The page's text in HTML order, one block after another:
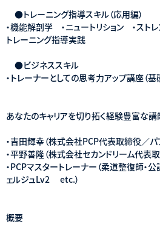
●トレーニング指導スキル（応用編）
・機能解剖学 ・ニュートリション ・スト
トレーニング指導実践
●ビジネススキル
・トレーナーとしての思考力アップ講座（
あなたのキャリアを切り拓く経験豊富な講
・吉田輝幸（株式会社PCP代表取締役／パ
・平野善隆（株式会社セカンドリーム代表
・PCPマスタートレーナー（柔道整復師・
ェルジュLv2 etc.）
概要